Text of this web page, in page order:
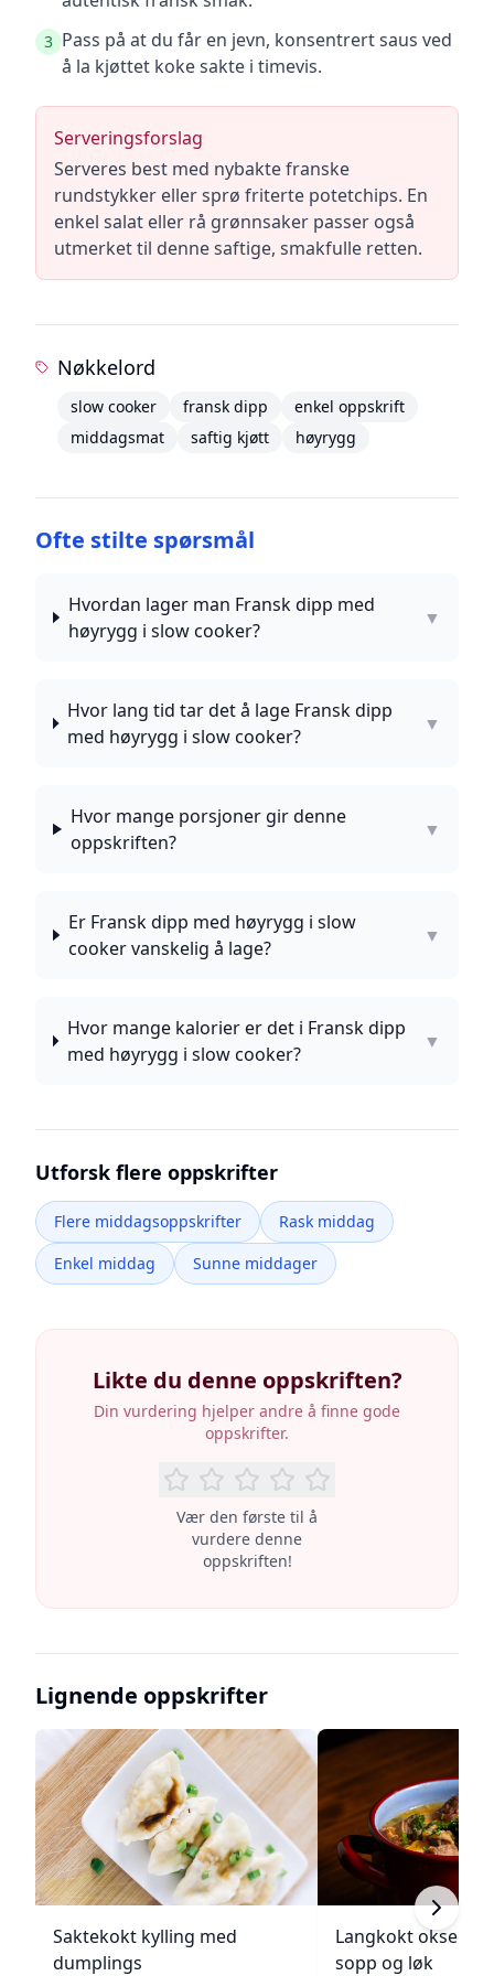
3 Pass på at du får en jevn, konsentrert saus ved
å la kjøttet koke sakte i timevis.
Serveringsforslag
Serveres best med nybakte franske
rundstykker eller sprø friterte potetchips. En
enkel salat eller rå grønnsaker passer også
utmerket til denne saftige, smakfulle retten.
Nøkkelord
slow cooker fransk dipp
enkel oppskrift
middagsmat
saftig kjøtt høyrygg
Ofte stilte spørsmål
Hvordan lager man Fransk dipp med
høyrygg i slow cooker?
▼
Hvor lang tid tar det å lage Fransk dipp
med høyrygg i slow cooker?
▼
Hvor mange porsjoner gir denne
oppskriften?
▼
Er Fransk dipp med høyrygg i slow
cooker vanskelig å lage?
▼
Hvor mange kalorier er det i Fransk dipp
med høyrygg i slow cooker?
▼
Utforsk flere oppskrifter
Flere middagsoppskrifter
Rask middag
Enkel middag
Sunne middager
Likte du denne oppskriften?
Din vurdering hjelper andre å finne gode
oppskrifter.
Vær den første til å
vurdere denne
oppskriften!
Lignende oppskrifter
Saktekokt kylling med
dumplings
Langkokt
sopp og løk